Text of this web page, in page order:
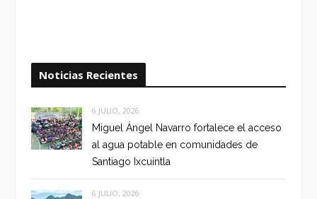
Noticias Recientes
6 JULIO, 2026
Miguel Ángel Navarro fortalece el acceso
al agua potable en comunidades de
Santiago Ixcuintla
6 JULIO, 2026